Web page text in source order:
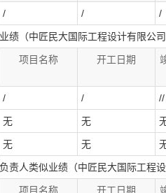
/ / /
绩（中匠民大国际工程设计有限公司
项目名称 开工日期
/ / //
无 无
无 无
责人类似业绩（中匠民大国际工程设
项目名称 开工日期